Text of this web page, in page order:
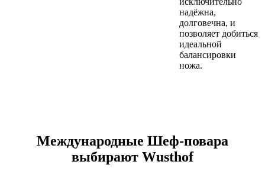
надёжна,
долговечна, и
позволяет добиться
идеальной
балансировки
ножа.
Международные Шеф-повара
выбирают Wusthof